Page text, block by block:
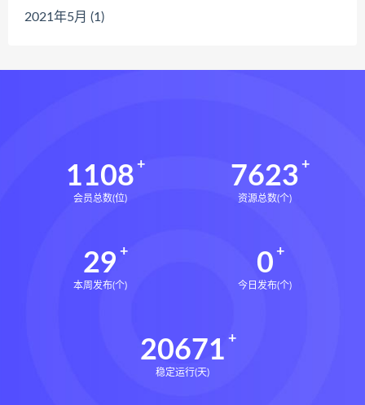
2021年5月 (1)
1108
会员总数(位)
7623
资源总数(个)
29
本周发布(个)
0
今日发布(个)
20671
稳定运行(天)